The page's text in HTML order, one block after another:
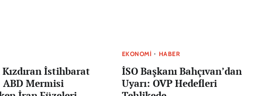
Kızdıran İstihbarat
ABD Mermisi
EKONOMI HABER
İSO Başkanı Bahçıvan’dan
Uyarı: OVP Hedefleri